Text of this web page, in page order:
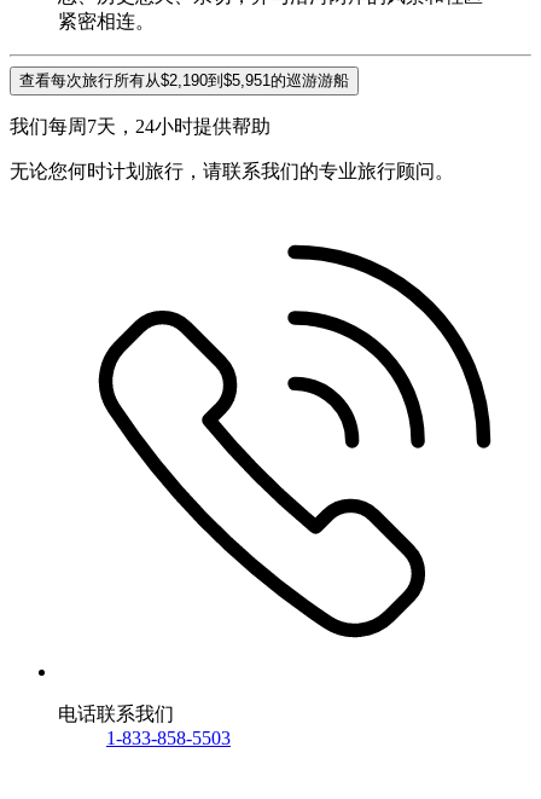
紧密相连。
查看每次旅行所有从$2,190到$5,951的巡游游船
我们每周7天，24小时提供帮助
无论您何时计划旅行，请联系我们的专业旅行顾问。
电话联系我们
1-833-858-5503